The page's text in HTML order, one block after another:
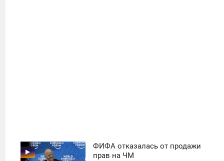
ФИФА отказалась от продажи
прав на ЧМ